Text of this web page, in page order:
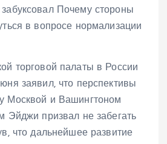
Почему стороны
в вопросе нормализации
торговой палаты в России
заявил, что перспективы
Москвой и Вашингтоном
Эйджи призвал не забегать
что дальнейшее развитие